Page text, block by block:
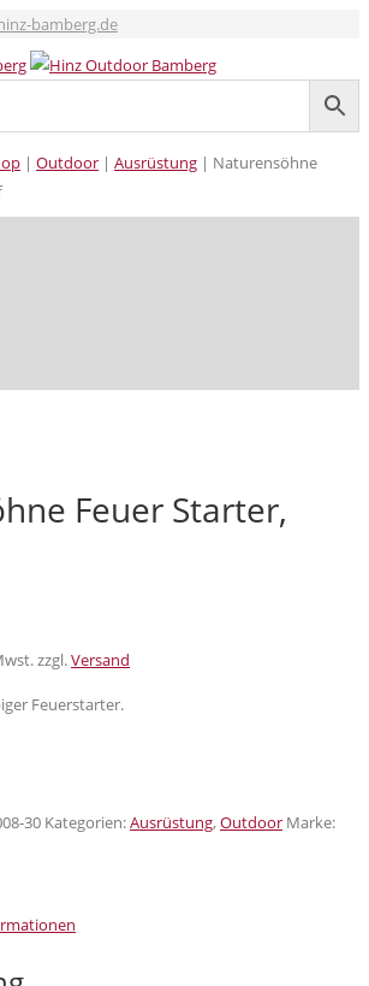
bamberg.de
| Outdoor | Ausrüstung | Naturensöhne
Feuer Starter,
zzgl.Versand
Feuerstarter.
30 Kategorien:Ausrüstung,Outdoor Marke: